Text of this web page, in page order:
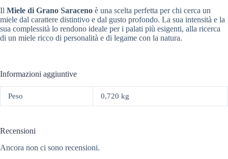
Il Miele di Grano Saraceno è una scelta perfetta per chi cerca un
miele dal carattere distintivo e dal gusto profondo. La sua intensità e la
sua complessità lo rendono ideale per i palati più esigenti, alla ricerca
di un miele ricco di personalità e di legame con la natura.
Informazioni aggiuntive
Peso 0,720 kg
Recensioni
Ancora non ci sono recensioni.